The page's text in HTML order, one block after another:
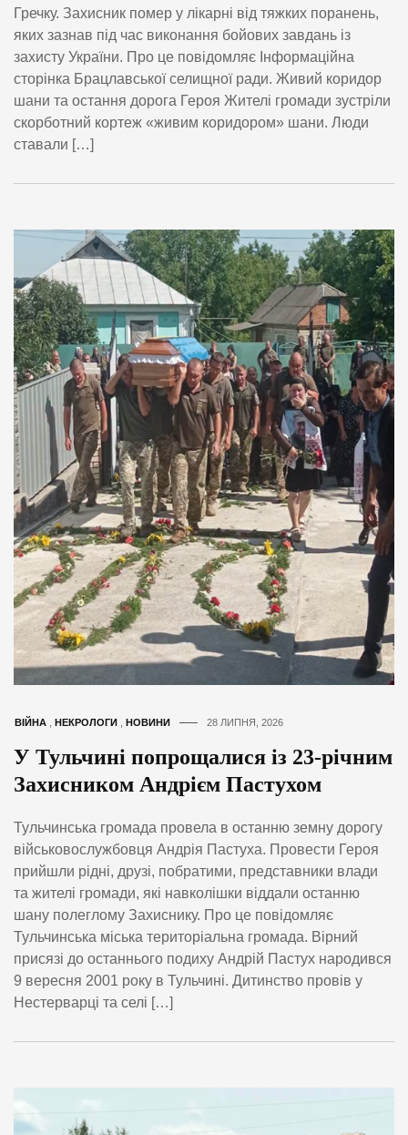
Гречку. Захисник помер у лікарні від тяжких поранень,
яких зазнав під час виконання бойових завдань із
захисту України. Про це повідомляє Інформаційна
сторінка Брацлавської селищної ради. Живий коридор
шани та остання дорога Героя Жителі громади зустріли
скорботний кортеж «живим коридором» шани. Люди
ставали […]
ВІЙНА НЕКРОЛОГИ НОВИНИ 28 ЛИПНЯ, 2026
У Тульчині попрощалися із 23-річним
Захисником Андрієм Пастухом
Тульчинська громада провела в останню земну дорогу
військовослужбовця Андрія Пастуха. Провести Героя
прийшли рідні, друзі, побратими, представники влади
та жителі громади, які навколішки віддали останню
шану полеглому Захиснику. Про це повідомляє
Тульчинська міська територіальна громада. Вірний
присязі до останнього подиху Андрій Пастух народився
9 вересня 2001 року в Тульчині. Дитинство провів у
Нестерварці та селі […]